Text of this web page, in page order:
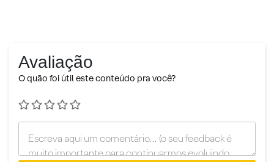
Avaliação
O quão foi útil este conteúdo pra você?